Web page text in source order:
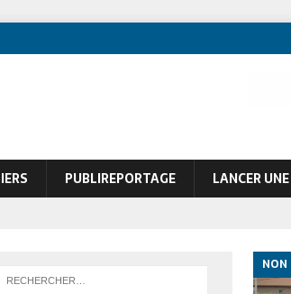
PUBLIREPORTAGE LANCER
NON